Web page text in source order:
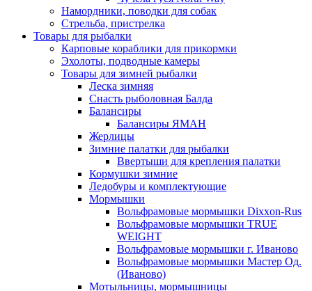
Намордники, поводки для собак
Стрельба, пристрелка
Товары для рыбалки
Карповые кораблики для прикормки
Эхолоты, подводные камеры
Товары для зимней рыбалки
Леска зимняя
Снасть рыболовная Балда
Балансиры
Балансиры ЯМАН
Жерлицы
Зимние палатки для рыбалки
Ввертыши для крепления палатки
Кормушки зимние
Ледобуры и комплектующие
Мормышки
Вольфрамовые мормышки Dixxon-Rus
Вольфрамовые мормышки TRUE
WEIGHT
Вольфрамовые мормышки г. Иваново
Вольфрамовые мормышки Мастер Од.
(Иваново)
Мотыльницы, мормышницы